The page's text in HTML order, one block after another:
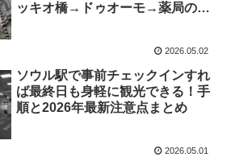
ッキオ橋→ドゥオーモ→薬局の体
2026.05.02
ソウル駅で事前チェックインすれ
ば最終日も身軽に観光できる！手
順と2026年最新注意点まとめ
2026.05.01